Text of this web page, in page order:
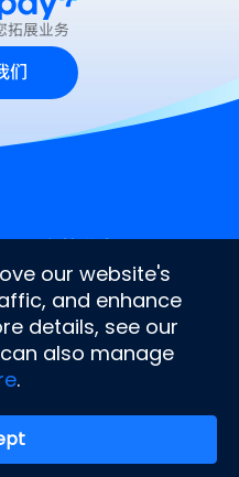
拓展业务
们
保持联系
our website's
and enhance
details, see our
can also manage
.